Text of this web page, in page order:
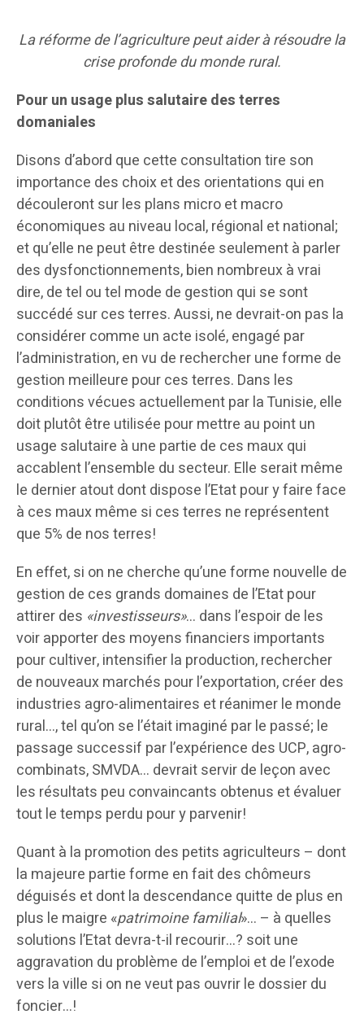
La réforme de l’agriculture peut aider à résoudre la
crise profonde du monde rural.
Pour un usage plus salutaire des terres
domaniales
Disons d’abord que cette consultation tire son
importance des choix et des orientations qui en
découleront sur les plans micro et macro
économiques au niveau local, régional et national;
et qu’elle ne peut être destinée seulement à parler
des dysfonctionnements, bien nombreux à vrai
dire, de tel ou tel mode de gestion qui se sont
succédé sur ces terres. Aussi, ne devrait-on pas la
considérer comme un acte isolé, engagé par
l’administration, en vu de rechercher une forme de
gestion meilleure pour ces terres. Dans les
conditions vécues actuellement par la Tunisie, elle
doit plutôt être utilisée pour mettre au point un
usage salutaire à une partie de ces maux qui
accablent l’ensemble du secteur. Elle serait même
le dernier atout dont dispose l’Etat pour y faire face
à ces maux même si ces terres ne représentent
que 5% de nos terres!
En effet, si on ne cherche qu’une forme nouvelle de
gestion de ces grands domaines de l’Etat pour
attirer des «investisseurs»… dans l’espoir de les
voir apporter des moyens financiers importants
pour cultiver, intensifier la production, rechercher
de nouveaux marchés pour l’exportation, créer des
industries agro-alimentaires et réanimer le monde
rural…, tel qu’on se l’était imaginé par le passé; le
passage successif par l’expérience des UCP, agro-
combinats, SMVDA… devrait servir de leçon avec
les résultats peu convaincants obtenus et évaluer
tout le temps perdu pour y parvenir!
Quant à la promotion des petits agriculteurs – dont
la majeure partie forme en fait des chômeurs
déguisés et dont la descendance quitte de plus en
plus le maigre «patrimoine familial»… – à quelles
solutions l’Etat devra-t-il recourir…? soit une
aggravation du problème de l’emploi et de l’exode
vers la ville si on ne veut pas ouvrir le dossier du
foncier…!